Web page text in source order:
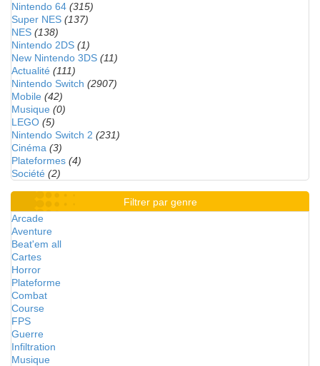
Nintendo 64 (315)
Super NES (137)
NES (138)
Nintendo 2DS (1)
New Nintendo 3DS (11)
Actualité (111)
Nintendo Switch (2907)
Mobile (42)
Musique (0)
LEGO (5)
Nintendo Switch 2 (231)
Cinéma (3)
Plateformes (4)
Société (2)
Filtrer par genre
Arcade
Aventure
Beat'em all
Cartes
Horror
Plateforme
Combat
Course
FPS
Guerre
Infiltration
Musique